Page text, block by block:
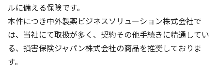
ルに備える保険です。
本件につき中外製薬ビジネスソリューション株式会社で
は、当社にて取扱が多く、契約その他手続きに精通してい
る、損害保険ジャパン株式会社の商品を推奨しておりま
す。